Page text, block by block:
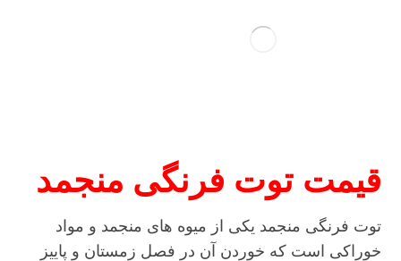
قیمت توت فرنگی منجمد
توت فرنگی منجمد یکی از میوه های منجمد و مواد
خوراکی است که خوردن آن در فصل زمستان و پاییز